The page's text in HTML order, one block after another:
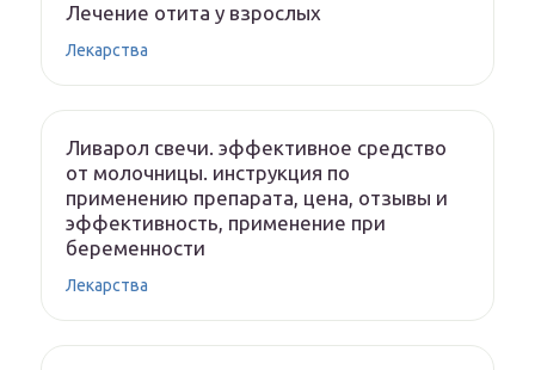
Лечение отита у взрослых
Лекарства
Ливарол свечи. эффективное средство
от молочницы. инструкция по
применению препарата, цена, отзывы и
эффективность, применение при
беременности
Лекарства